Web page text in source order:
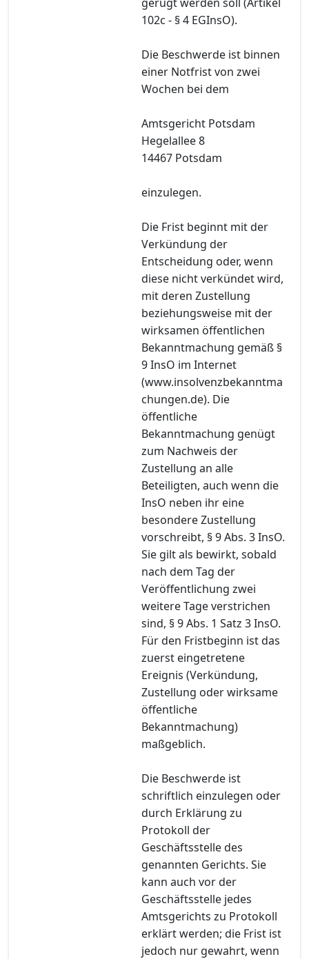
102c - § 4 EGInsO).
Die Beschwerde ist binnen
einer Notfrist von zwei
Wochen bei dem
Amtsgericht Potsdam
Hegelallee 8
14467 Potsdam
einzulegen.
Die Frist beginnt mit der
Verkündung der
Entscheidung oder, wenn
diese nicht verkündet wird,
mit deren Zustellung
beziehungsweise mit der
wirksamen öffentlichen
Bekanntmachung gemäß §
9 InsO im Internet
(www.insolvenzbekanntma
chungen.de). Die
öffentliche
Bekanntmachung genügt
zum Nachweis der
Zustellung an alle
Beteiligten, auch wenn die
InsO neben ihr eine
besondere Zustellung
vorschreibt, § 9 Abs. 3 InsO.
Sie gilt als bewirkt, sobald
nach dem Tag der
Veröffentlichung zwei
weitere Tage verstrichen
sind, § 9 Abs. 1 Satz 3 InsO.
Für den Fristbeginn ist das
zuerst eingetretene
Ereignis (Verkündung,
Zustellung oder wirksame
öffentliche
Bekanntmachung)
maßgeblich.
Die Beschwerde ist
schriftlich einzulegen oder
durch Erklärung zu
Protokoll der
Geschäftsstelle des
genannten Gerichts. Sie
kann auch vor der
Geschäftsstelle jedes
Amtsgerichts zu Protokoll
erklärt werden; die Frist ist
jedoch nur gewahrt, wenn